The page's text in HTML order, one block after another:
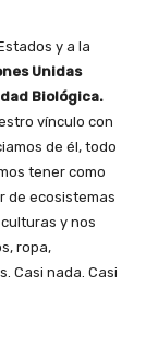
y a la
Unidas
Biológica.
vínculo con
de él, todo
tener como
de ecosistemas
y nos
ropa,
Casi nada. Casi